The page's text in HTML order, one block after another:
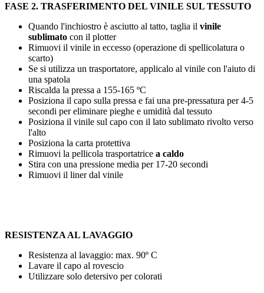
FASE 2. TRASFERIMENTO DEL VINILE SUL TESSUTO
Quando l'inchiostro è asciutto al tatto, taglia il vinile
sublimato con il plotter
Rimuovi il vinile in eccesso (operazione di spellicolatura o
scarto)
Se si utilizza un trasportatore, applicalo al vinile con l'aiuto di
una spatola
Riscalda la pressa a 155-165 ºC
Posiziona il capo sulla pressa e fai una pre-pressatura per4-5
secondi per eliminare pieghe e umidità dal tessuto
Posiziona il vinile sul capo con il lato sublimato rivolto verso
l'alto
Posiziona la carta protettiva
Rimuovi la pellicola trasportatrice a caldo
Stira con una pressione media per 17-20 secondi
Rimuovi il liner dal vinile
RESISTENZA AL LAVAGGIO
Resistenza al lavaggio: max. 90º C
Lavare il capo al rovescio
Utilizzare solo detersivo per colorati